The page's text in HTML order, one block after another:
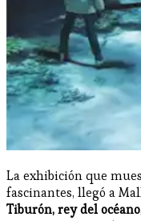
La exhibición que
fascinantes, llegó a
Tiburón, rey del océano